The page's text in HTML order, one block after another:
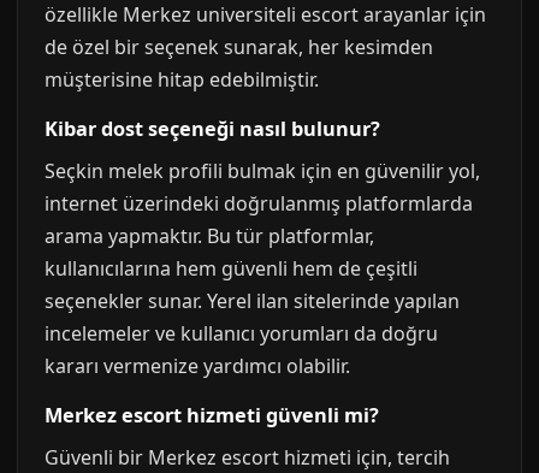
özellikle Merkez universiteli escort arayanlar için
de özel bir seçenek sunarak, her kesimden
müşterisine hitap edebilmiştir.
Kibar dost seçeneği nasıl bulunur?
Seçkin melek profili bulmak için en güvenilir yol,
internet üzerindeki doğrulanmış platformlarda
arama yapmaktır. Bu tür platformlar,
kullanıcılarına hem güvenli hem de çeşitli
seçenekler sunar. Yerel ilan sitelerinde yapılan
incelemeler ve kullanıcı yorumları da doğru
kararı vermenize yardımcı olabilir.
Merkez escort hizmeti güvenli mi?
Güvenli bir Merkez escort hizmeti için, tercih